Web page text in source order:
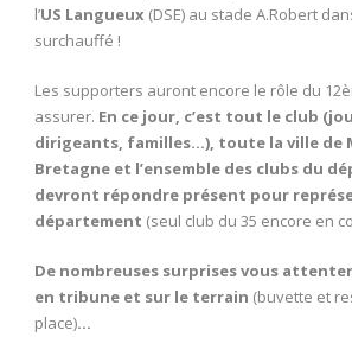
l’US Langueux (DSE) au stade A.Robert
surchauffé !
Les supporters auront encore le rôle du
assurer. En ce jour, c’est tout le club
dirigeants, familles…), toute la ville de
Bretagne et l’ensemble des clubs du
devront répondre présent pour
département (seul club du 35 encore en
De nombreuses surprises vous
en tribune et sur le terrain (buvette et
place)…